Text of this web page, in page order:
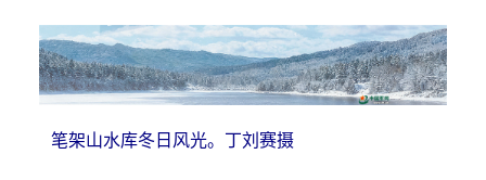
笔架山水库冬日风光。丁刘赛摄